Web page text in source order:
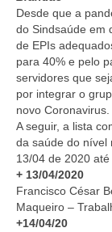
Desde que a
do Sindsaúde em
de EPIs
para 40% e pelo
servidores que
por integrar o
novo Coronavirus.
A seguir, a lista
da saúde do nível
13/04 de 2020
+ 13/04/2020
Francisco César
Maqueiro –
+14/04/20